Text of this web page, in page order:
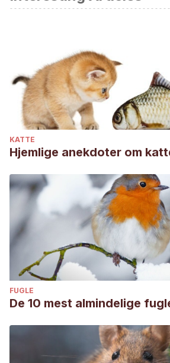
KATTE
Hjemlige anekdoter om
FUGLE
De 10 mest almindelige